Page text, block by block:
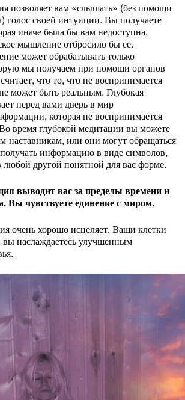
позволяет вам «слышать» (без помощи
голос своей интуиции. Вы получаете
иначе была бы вам недоступна,
мышление отбросило бы ее.
может обрабатывать только
мы получаем при помощи органов
что то, что не воспринимается
может быть реальным. Глубокая
перед вами дверь в мир
которая не воспринимается
время глубокой медитации вы можете
наставникам, или они могут обращаться
информацию в виде символов,
любой другой понятной для вас форме.
выводит вас за пределы времени и
Вы чувствуете единение с миром.
очень хорошо исцеляет. Ваши клетки
наслаждаетесь улучшенным